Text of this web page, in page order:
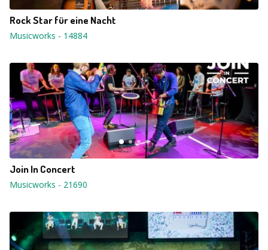
Rock Star für eine Nacht
Musicworks - 14884
Join In Concert
Musicworks - 21690